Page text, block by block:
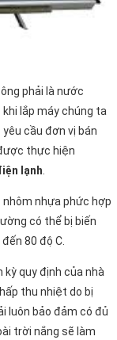
phải là nước
khi lắp máy chúng ta
cầu đơn vị bán
thực hiện
lạnh
nhôm nhựa phức hợp
có thể bị biến
80 độ C.
quy định của nhà
thu nhiệt do bị
luôn bảo đảm có đủ
trời nắng sẽ làm